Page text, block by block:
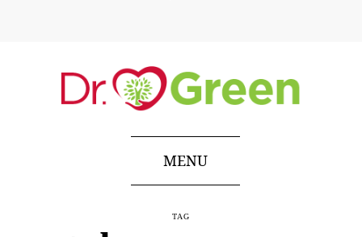
MENU
TAG